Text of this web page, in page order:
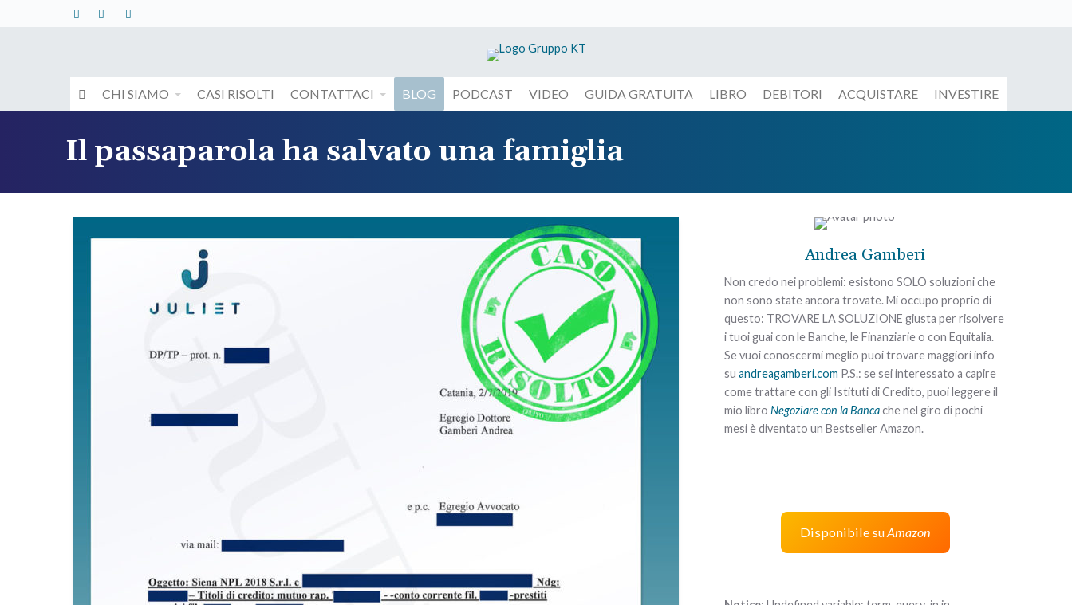
CHI SIAMO CASI RISOLTI CONTATTACI BLOG PODCAST VIDEO GUIDA GRATUITA LIBRO DEBITORI ACQUISTARE INVESTIRE
Il passaparola ha salvato una famiglia
Andrea Gamberi
Non credo nei problemi: esistono SOLO soluzioni che
non sono state ancora trovate. Mi occupo proprio di
questo: TROVARE LA SOLUZIONE giusta per risolvere
i tuoi guai con le Banche, le Finanziarie o con Equitalia.
Se vuoi conoscermi meglio puoi trovare maggiori info
su andreagamberi.com P.S.: se sei interessato a capire
come trattare con gli Istituti di Credito, puoi leggere il
mio libro Negoziare con la Bancache nel giro di pochi
mesi è diventato un Bestseller Amazon.
Disponibile suAmazon